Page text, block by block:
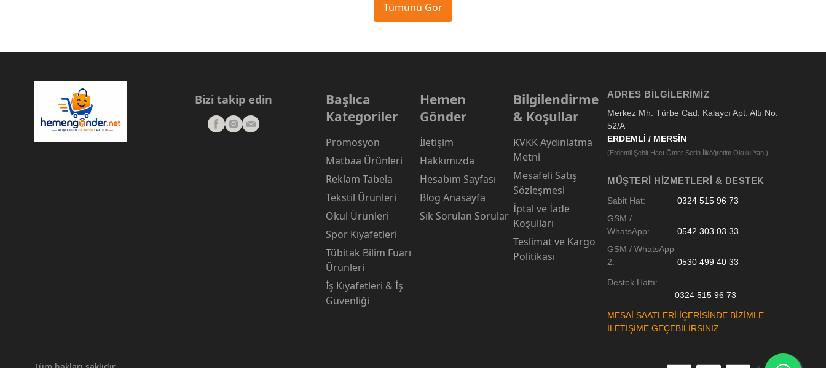
Tümünü Gör
Bizi takip edin
Başlıca
Kategoriler
Promosyon
Matbaa Ürünleri
Reklam Tabela
Tekstil Ürünleri
Okul Ürünleri
Spor Kıyafetleri
Tübitak Bilim Fuarı
Ürünleri
İş Kıyafetleri & İş
Güvenliği
Hemen
Gönder
İletişim
Hakkımızda
Hesabım Sayfası
Blog Anasayfa
Sık Sorulan Sorular
Bilgilendirme
& Koşullar
KVKK Aydınlatma
Metni
Mesafeli Satış
Sözleşmesi
İptal ve İade
Koşulları
Teslimat ve Kargo
Politikası
ADRES BILGILERIMIZ
Merkez Mh. Türbe Cad. Kalaycı Apt. Altı No:
52/A
ERDEMLİ / MERSİN
(Erdemli Şehit Hacı Ömer Serin İlköğretim Okulu Yanı)
MÜŞTERI HIZMETLERI & DESTEK
Sabit Hat:
0324 515 96 73
GSM /
WhatsApp:
0542 303 03 33
GSM / WhatsApp
2:
0530 499 40 33
Destek Hattı:
0324 515 96 73
MESAİ SAATLERİ İÇERİSİNDE BİZİMLE
İLETİŞİME GEÇEBİLİRSİNİZ.